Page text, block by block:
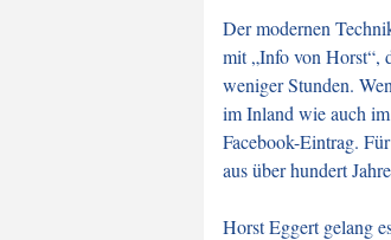
Der modernen
mit „Info von Horst“,
weniger Stunden.
im Inland wie auch
Facebook-Eintrag.
aus über hundert
Horst Eggert gelang